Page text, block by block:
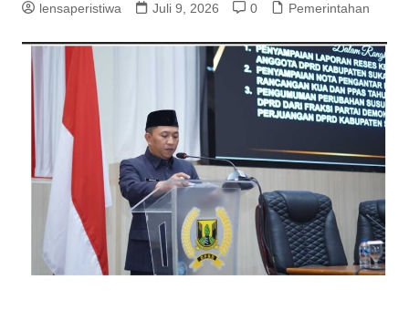
lensaperistiwa Juli 9, 2026 0 Pemerintahan